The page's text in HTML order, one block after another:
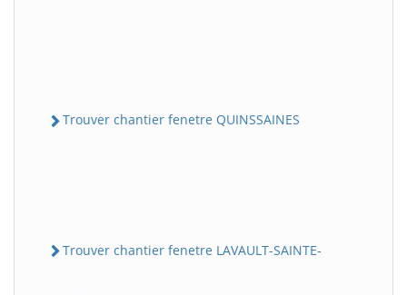
Trouver chantier fenetre QUINSSAINES
Trouver chantier fenetre LAVAULT-SAINTE-